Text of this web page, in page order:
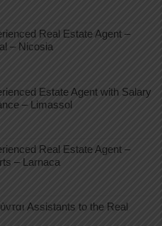
Real Estate Agent –
– Nicosia
Estate Agent with Salary
– Limassol
Real Estate Agent –
– Larnaca
Assistants to the Real